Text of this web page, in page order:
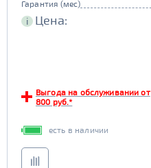
Гарантия (мес)
i Цена:
Выгода на обслуживании от
800 руб.*
есть в наличии